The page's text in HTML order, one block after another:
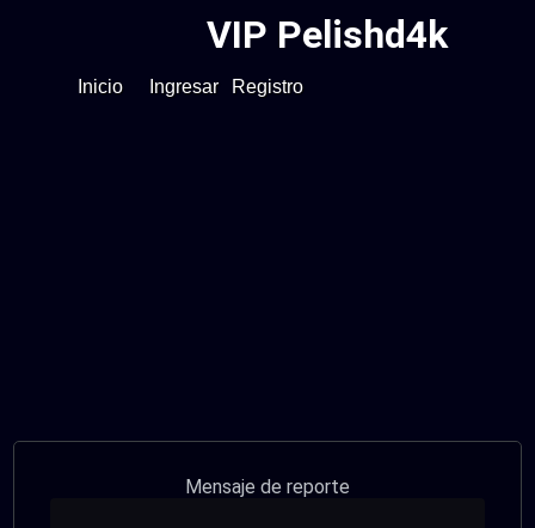
VIP Pelishd4k
Inicio Ingresar Registro
Mensaje de reporte